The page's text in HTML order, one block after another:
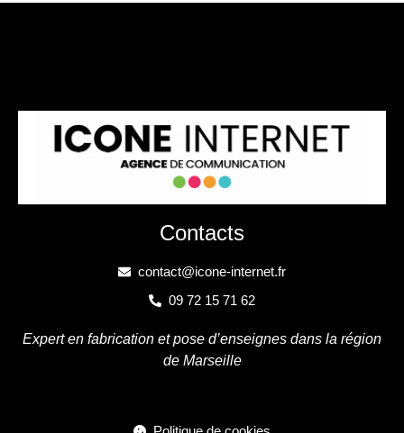
Contacts
contact@icone-internet.fr
09 72 15 71 62
Expert en fabrication et pose d’enseignes dans la région
de Marseille